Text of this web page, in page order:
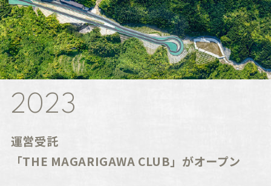
2023
運営受託
「THE MAGARIGAWA CLUB」がオープン